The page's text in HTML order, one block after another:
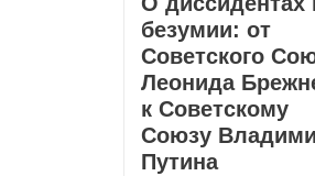
безумии: от
Советского
Леонида
к Советскому
Союзу
Путина